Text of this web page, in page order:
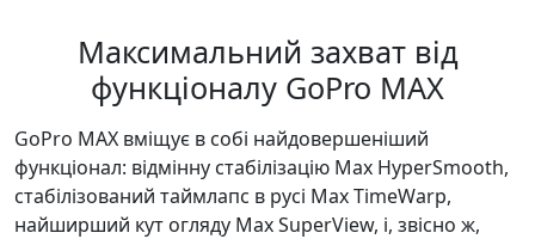
Максимальний захват від
функціоналу GoPro MAX
GoPro MAX вміщує в собі найдовершеніший
функціонал: відмінну стабілізацію Max HyperSmooth,
стабілізований таймлапс в русі Max TimeWarp,
найширший кут огляду Max SuperView, і, звісно ж,